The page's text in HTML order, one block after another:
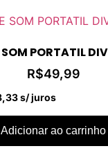
PORTATIL
R$49,99
s/ juros
Adicionar ao carrinho